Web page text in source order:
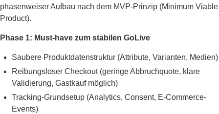
phasenweiser Aufbau nach dem MVP-Prinzip (Minimum Viable
Product).
Phase 1: Must-have zum stabilen GoLive
Saubere Produktdatenstruktur (Attribute, Varianten, Medien)
Reibungsloser Checkout (geringe Abbruchquote, klare
Validierung, Gastkauf möglich)
Tracking-Grundsetup (Analytics, Consent, E-Commerce-
Events)